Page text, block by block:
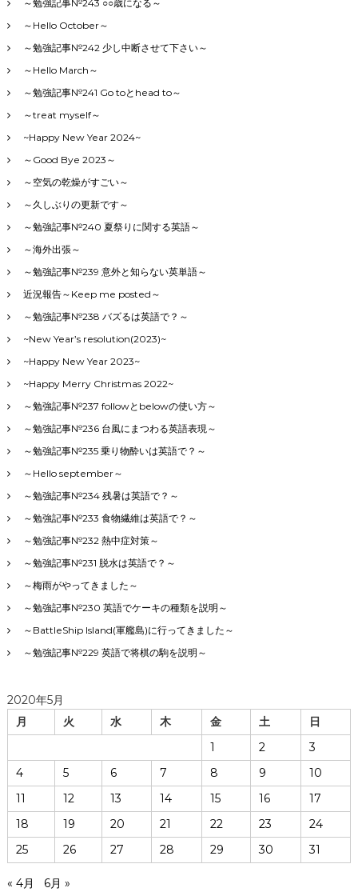
～勉強記事№243 ○○歳になる～
～Hello October～
～勉強記事№242 少し中断させて下さい～
～Hello March～
～勉強記事№241 Go toとhead to～
～treat myself～
~Happy New Year 2024~
～Good Bye 2023～
～空気の乾燥がすごい～
～久しぶりの更新です～
～勉強記事№240 夏祭りに関する英語～
～海外出張～
～勉強記事№239 意外と知らない英単語～
近況報告～Keep me posted～
～勉強記事№238 バズるは英語で？～
~New Year’s resolution(2023)~
~Happy New Year 2023~
~Happy Merry Christmas 2022~
～勉強記事№237 followとbelowの使い方～
～勉強記事№236 台風にまつわる英語表現～
～勉強記事№235 乗り物酔いは英語で？～
～Hello september～
～勉強記事№234 残暑は英語で？～
～勉強記事№233 食物繊維は英語で？～
～勉強記事№232 熱中症対策～
～勉強記事№231 脱水は英語で？～
～梅雨がやってきました～
～勉強記事№230 英語でケーキの種類を説明～
～BattleShip Island(軍艦島)に行ってきました～
～勉強記事№229 英語で将棋の駒を説明～
2020年5月
月
火 水 木 金 土
日
1
2
3
4
5 6 7 8 9
10
11
12 13 14 15 16
17
18
19 20 21 22 23
24
25
26 27 28 29 30 31
« 4月 6月 »